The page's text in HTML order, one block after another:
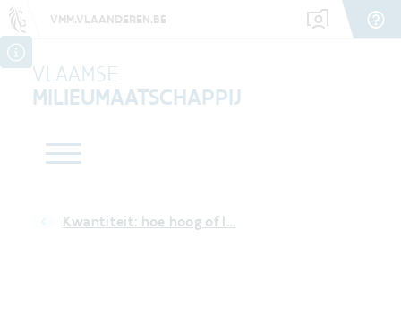
VMM.VLAANDEREN.BE
VLAAMSE
MILIEUMAATSCHAPPIJ
Kwantiteit: hoe hoog of l…